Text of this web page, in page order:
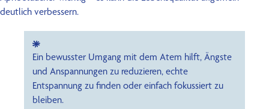
deutlich verbessern.
Ein bewusster Umgang mit dem Atem hilft, Ängste
und Anspannungen zu reduzieren, echte
Entspannung zu finden oder einfach fokussiert zu
bleiben.